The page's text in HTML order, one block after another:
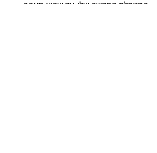
המטפלת החדשה שלי. עד שהיא תאהב